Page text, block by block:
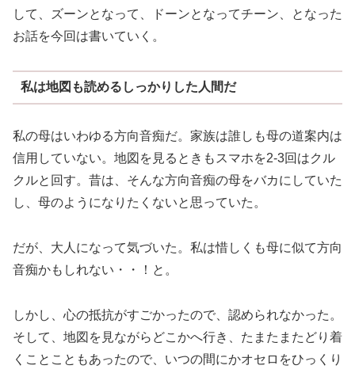
して、ズーンとなって、ドーンとなってチーン、となった
お話を今回は書いていく。
私は地図も読めるしっかりした人間だ
私の母はいわゆる方向音痴だ。家族は誰しも母の道案内は
信用していない。地図を見るときもスマホを2-3回はクル
クルと回す。昔は、そんな方向音痴の母をバカにしていた
し、母のようになりたくないと思っていた。
だが、大人になって気づいた。私は惜しくも母に似て方向
音痴かもしれない・・！と。
しかし、心の抵抗がすごかったので、認められなかった。
そして、地図を見ながらどこかへ行き、たまたまたどり着
くことこともあったので、いつの間にかオセロをひっくり